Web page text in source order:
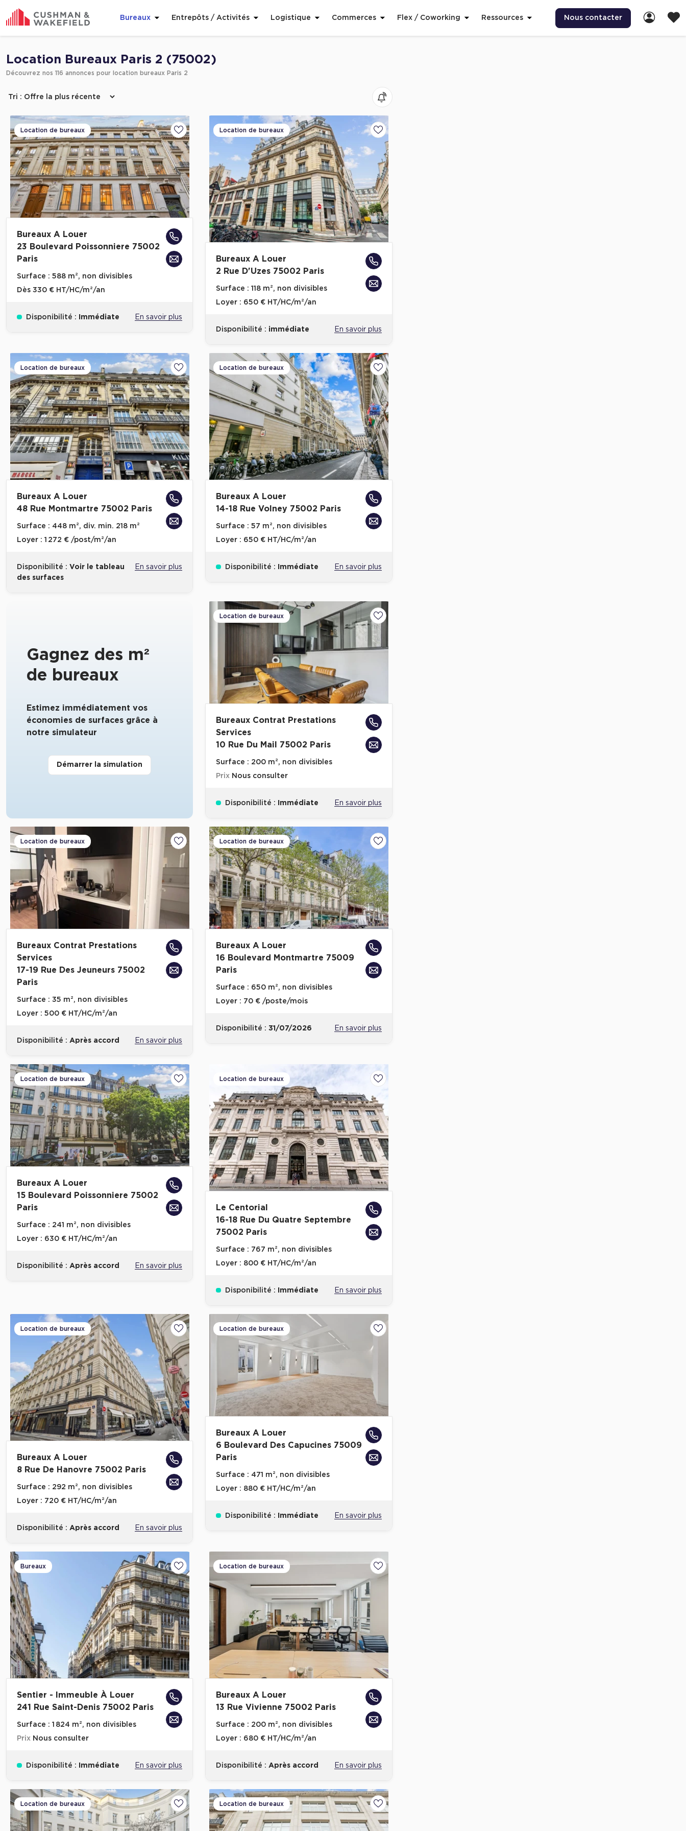
Bureaux Entrepôts / Activités Logistique Commerces Flex / Coworking Ressources Nous contacter
Location Bureaux Paris 2 (75002)
Découvrez nos 116 annonces pour location bureaux Paris 2
Location de bureaux
Ajouter aux favoris
Bureaux A Louer
23 Boulevard Poissonniere 75002
Paris
Surface : 588 m², non divisibles
Dès 330 € HT/HC/m²/an
Disponibilité : Immédiate En savoir plus
Location de bureaux
Ajouter aux favoris
Bureaux A Louer
2 Rue D'Uzes 75002 Paris
Surface : 118 m², non divisibles
Loyer : 650 € HT/HC/m²/an
Disponibilité : immédiate En savoir plus
Location de bureaux
Ajouter aux favoris
Bureaux A Louer
48 Rue Montmartre 75002 Paris
Surface : 448 m², div. min. 218 m²
Loyer : 1 272 € /post/m²/an
Disponibilité : Voir le tableau
des surfaces
En savoir plus
Location de bureaux
Ajouter aux favoris
Bureaux A Louer
14-18 Rue Volney 75002 Paris
Surface : 57 m², non divisibles
Loyer : 650 € HT/HC/m²/an
Disponibilité : Immédiate En savoir plus
Gagnez des m²
de bureaux
Estimez immédiatement vos
économies de surfaces grâce à
notre simulateur
Démarrer la simulation
Location de bureaux
Ajouter aux favoris
Bureaux Contrat Prestations
Services
10 Rue Du Mail 75002 Paris
Surface : 200 m², non divisibles
Prix Nous consulter
Disponibilité : Immédiate En savoir plus
Location de bureaux
Ajouter aux favoris
Bureaux Contrat Prestations
Services
17-19 Rue Des Jeuneurs 75002
Paris
Surface : 35 m², non divisibles
Loyer : 500 € HT/HC/m²/an
Disponibilité : Après accord En savoir plus
Location de bureaux
Ajouter aux favoris
Bureaux A Louer
16 Boulevard Montmartre 75009
Paris
Surface : 650 m², non divisibles
Loyer : 70 € /poste/mois
Disponibilité :31/07/2026 En savoir plus
Location de bureaux
Ajouter aux favoris
Bureaux A Louer
15 Boulevard Poissonniere 75002
Paris
Surface : 241 m², non divisibles
Loyer : 630 € HT/HC/m²/an
Disponibilité : Après accord En savoir plus
Location de bureaux
Ajouter aux favoris
Le Centorial
16-18 Rue Du Quatre Septembre
75002 Paris
Surface : 767 m², non divisibles
Loyer : 800 € HT/HC/m²/an
Disponibilité : Immédiate En savoir plus
Location de bureaux
Ajouter aux favoris
Bureaux A Louer
8 Rue De Hanovre 75002 Paris
Surface : 292 m², non divisibles
Loyer : 720 € HT/HC/m²/an
Disponibilité : Après accord En savoir plus
Location de bureaux
Ajouter aux favoris
Bureaux A Louer
6 Boulevard Des Capucines 75009
Paris
Surface : 471 m², non divisibles
Loyer : 880 € HT/HC/m²/an
Disponibilité : Immédiate En savoir plus
Bureaux
Ajouter aux favoris
Sentier - Immeuble À Louer
241 Rue Saint-Denis 75002 Paris
Surface : 1 824 m², non divisibles
Prix Nous consulter
Disponibilité : Immédiate En savoir plus
Location de bureaux
Ajouter aux favoris
Bureaux A Louer
13 Rue Vivienne 75002 Paris
Surface : 200 m², non divisibles
Loyer : 680 € HT/HC/m²/an
Disponibilité :Après accord En savoir plus
Location de bureaux
Ajouter aux favoris
Location de bureaux
Ajouter aux favoris